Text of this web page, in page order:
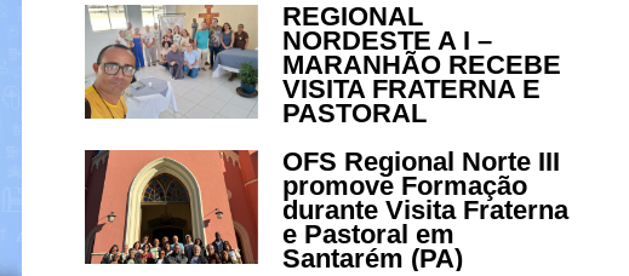
REGIONAL
NORDESTE A I –
MARANHÃO RECEBE
VISITA FRATERNA E
PASTORAL
OFS Regional Norte III
promove Formação
durante Visita Fraterna
e Pastoral em
Santarém (PA)